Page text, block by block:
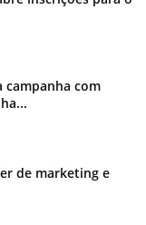
campanha com
de marketing e